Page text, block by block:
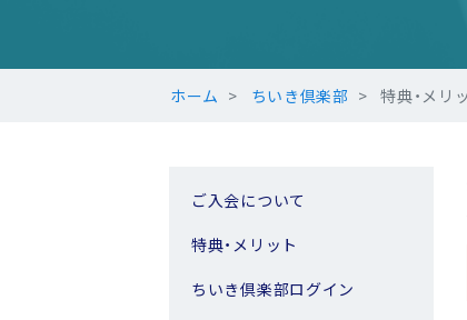
ホーム ちいき倶楽部 特典・メリ
ご入会について
特典・メリット
ちいき倶楽部ログイン